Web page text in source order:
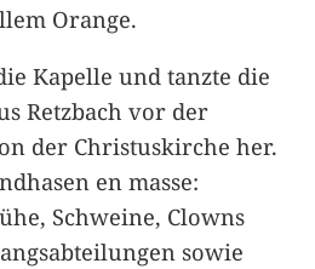
Orange.
Kapelle und tanzte die
Retzbach vor der
der Christuskirche her.
en masse:
Schweine, Clowns
sowie